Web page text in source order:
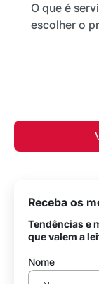
O que é
escolher o
Receba os
Tendências e
que valem a
Nome